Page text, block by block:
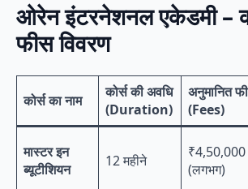
ओरेन इंटरनेशनल एकेडमी –
फीस विवरण
कोर्स का नाम
कोर्स की अवधि
(Duration)
अनुमानित
(Fees)
मास्टर इन
ब्यूटीशियन
12 महीने
₹4,50,000
(लगभग)